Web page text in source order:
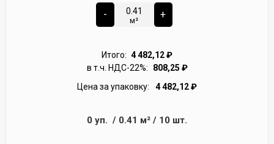
-
м²
+
Итого: 4 482,12₽
в т.ч. НДС-22%:
808,25 ₽
Цена за упаковку:
4 482,12₽
0 уп. / 0.41 м² / 10 шт.